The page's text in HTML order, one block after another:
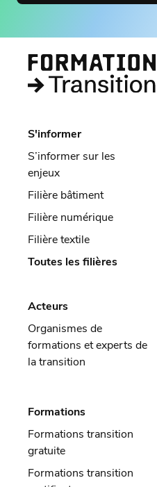
S'informer
S’informer sur les
enjeux
Filière bâtiment
Filière numérique
Filière textile
Toutes les filières
Acteurs
Organismes de
formations et experts de
la transition
Formations
Formations transition
gratuite
Formations transition